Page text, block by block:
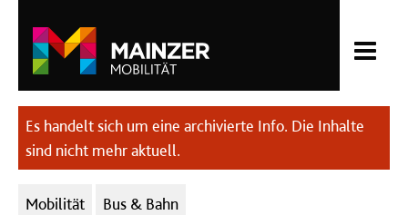
Es handelt sich um eine archivierte Info. Die Inhalte
sind nicht mehr aktuell.
Kategorien:
Mobilität
Bus & Bahn